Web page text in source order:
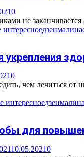
0
не
интересноедзенмалина
укрепления
0
чем лечиться
интересноедзенмалина
для
10.05.20210